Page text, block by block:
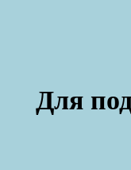
Для